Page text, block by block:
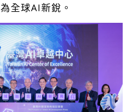
全球AI新銳。